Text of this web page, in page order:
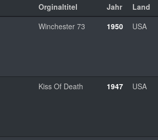
Orginaltitel Jahr Land
Winchester 73 1950 USA
Kiss Of Death 1947 USA